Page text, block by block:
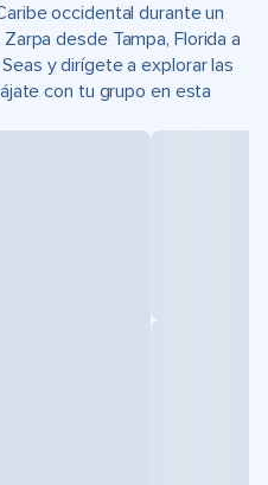
occidental durante un
desde Tampa, Florida a
y dirígete a explorar las
con tu grupo en esta